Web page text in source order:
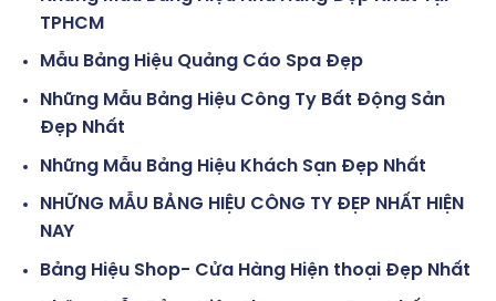
TPHCM
Mẫu Bảng Hiệu Quảng Cáo Spa Đẹp
Những Mẫu Bảng Hiệu Công Ty Bất Động Sản
Đẹp Nhất
Những Mẫu Bảng Hiệu Khách Sạn Đẹp Nhất
NHỮNG MẪU BẢNG HIỆU CÔNG TY ĐẸP NHẤT HIỆN
NAY
Bảng Hiệu Shop- Cửa Hàng Hiện thoại Đẹp Nhất